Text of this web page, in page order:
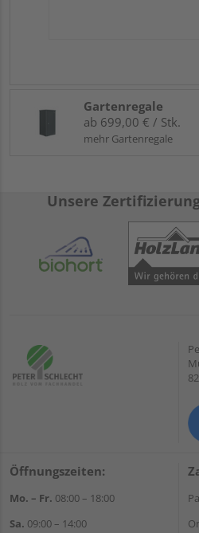
Gartenregale
ab 699,00 € / Stk.
mehr Gartenregale
Unsere
Öffnungszeiten:
Mo. – Fr. 08:00 – 18:00
Sa. 09:00 – 14:00